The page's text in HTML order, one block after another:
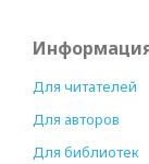
Для читателей
Для авторов
Для библиотек